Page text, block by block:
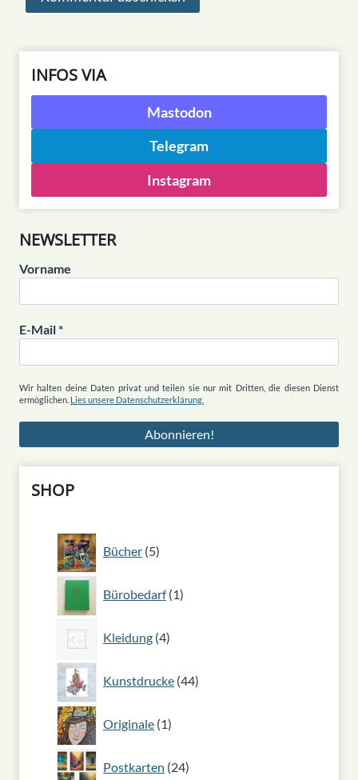
INFOS VIA
Mastodon
Telegram
Instagram
NEWSLETTER
Vorname
E-Mail*
Wir halten deine Daten privat und teilen sie nur mit Dritten, die diesen Dienst
ermöglichen. Lies unsere Datenschutzerklärung.
SHOP
Bücher 5
5
Produkte
Bürobedarf 1
1
Produkt
Kleidung 4
4
Produkte
Kunstdrucke 44
44
Produkte
Originale 1
1
Produkt
Postkarten 24
24